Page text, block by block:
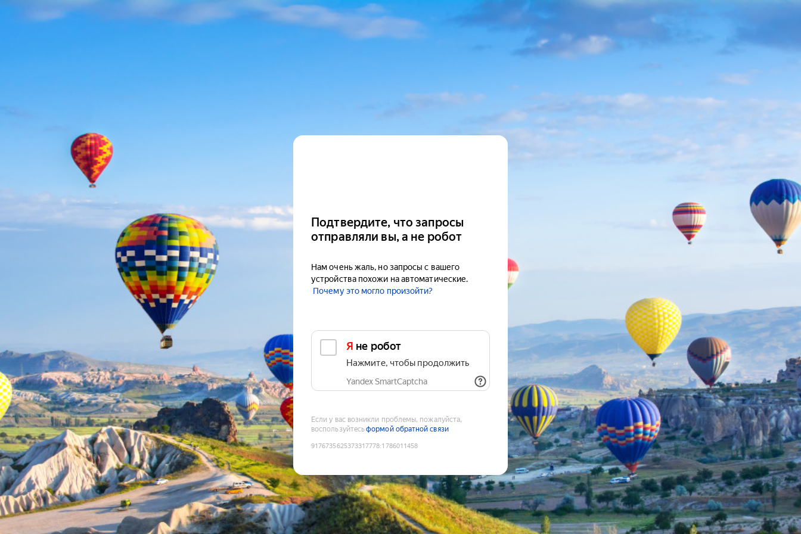
Подтвердите, что запросы
отправляли вы, а не робот
Нам очень жаль, но запросы с вашего
устройства похожи на автоматические.
Почему это могло произойти?
Я не робот
Нажмите, чтобы продолжить
Yandex SmartCaptcha
Если у вас возникли проблемы, пожалуйста,
воспользуйтесьформой обратной связи
9176735625373317778:1786011458